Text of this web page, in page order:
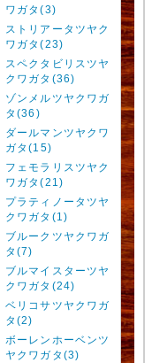
ワガタ(3)
ストリアータツヤク
ワガタ(23)
スペクタビリスツヤ
クワガタ(36)
ゾンメルツヤクワガ
タ(36)
ダールマンツヤクワ
ガタ(15)
フェモラリスツヤク
ワガタ(21)
プラティノータツヤ
クワガタ(1)
ブルークツヤクワガ
タ(7)
ブルマイスターツヤ
クワガタ(24)
ベリコサツヤクワガ
タ(2)
ボーレンホーベンツ
ヤクワガタ(3)